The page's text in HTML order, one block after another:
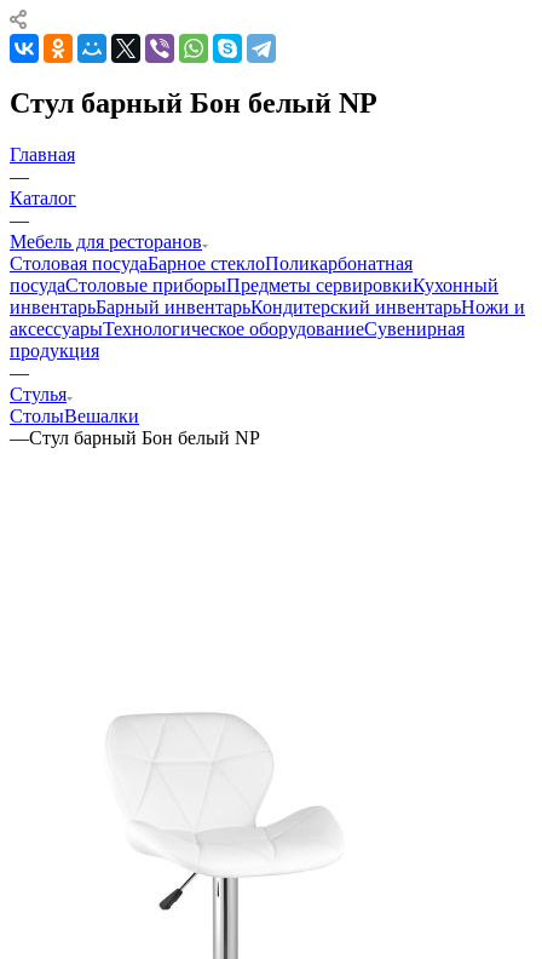
Стул барный Бон белый NP
Главная
—
Каталог
—
Мебель для ресторанов
Столовая посудаБарное стеклоПоликарбонатная
посудаСтоловые приборыПредметы сервировкиКухонный
инвентарьБарный инвентарьКондитерский инвентарьНожи и
аксессуарыТехнологическое оборудованиеСувенирная
продукция
—
Стулья
СтолыВешалки
—Стул барный Бон белый NP